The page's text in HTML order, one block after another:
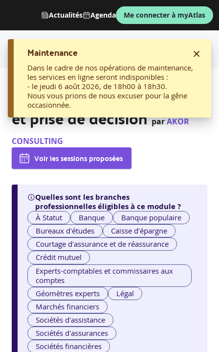
Actualités Agenda Me connecter à myAtlas
Maintenance
Dans le cadre de nos opérations de maintenance,
les services en ligne seront indisponibles :
- le jeudi 6 août 2026, de 18h00 à 18h30.
Nous vous prions de nous excuser pour la gêne
occasionnée.
AFFICHER LE FIL D'ARIANE
09. Résolution de problème
et prise de décision parAKOR
CONSULTING
Voir les sessions proposées
Quelles sont les branches
professionnelles éligibles à ce module ?
À Statut Banque
Banque populaire
Bureaux d'études
Caisse d'épargne
Courtage d'assurance et de réassurance
Crédit mutuel
Experts-comptables et commissaires aux
comptes
Géomètres experts
Légal
Marchés financiers
Sociétés d'assistance
Sociétés d'assurances
Sociétés financières